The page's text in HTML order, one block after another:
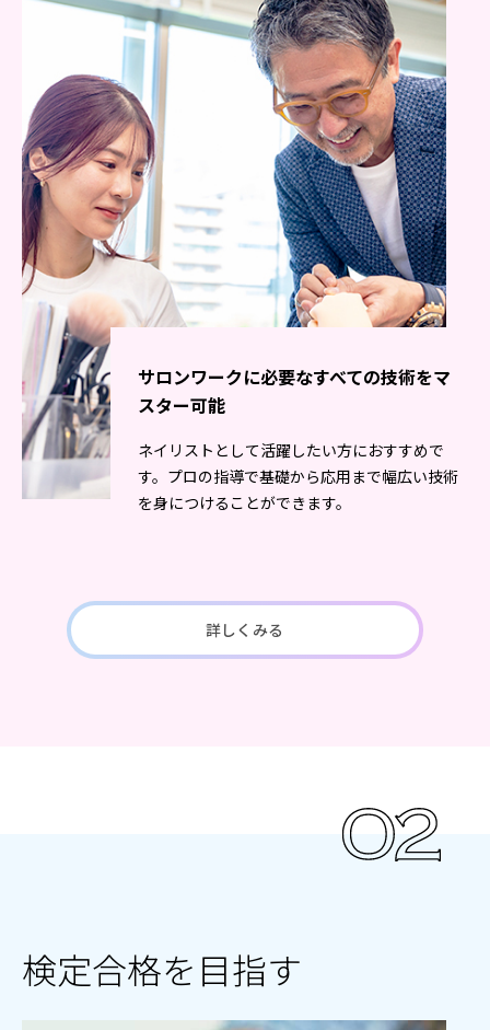
サロンワークに必要なすべての技術をマ
スター可能
ネイリストとして活躍したい方におすすめで
す。プロの指導で基礎から応用まで幅広い技術
を身につけることができます。
詳しくみる
検定合格を目指す